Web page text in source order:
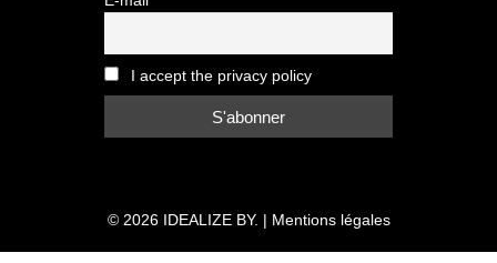
I accept the privacy policy
© 2026 IDEALIZE BY. | Mentions légales